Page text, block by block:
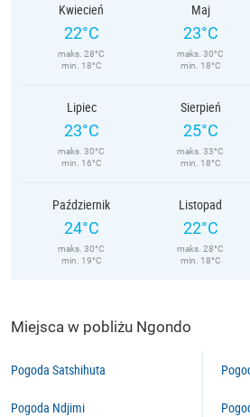
Kwiecień
22°C
maks. 28°C
min. 18°C
Maj
23°C
maks. 30°C
min. 18°C
Lipiec
23°C
maks. 30°C
min. 16°C
Sierpień
25°C
maks. 33°C
min. 18°C
Październik
24°C
maks. 30°C
min. 19°C
Listopad
22°C
maks. 28°C
min. 18°C
Miejsca w pobliżu Ngondo
Pogoda Satshihuta
Pogoda Ndjimi